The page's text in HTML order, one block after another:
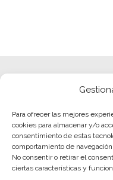
Para ofrecer las mejores
cookies para almacenar y/o
consentimiento de estas
comportamiento de
No consentir o retirar el
ciertas características y